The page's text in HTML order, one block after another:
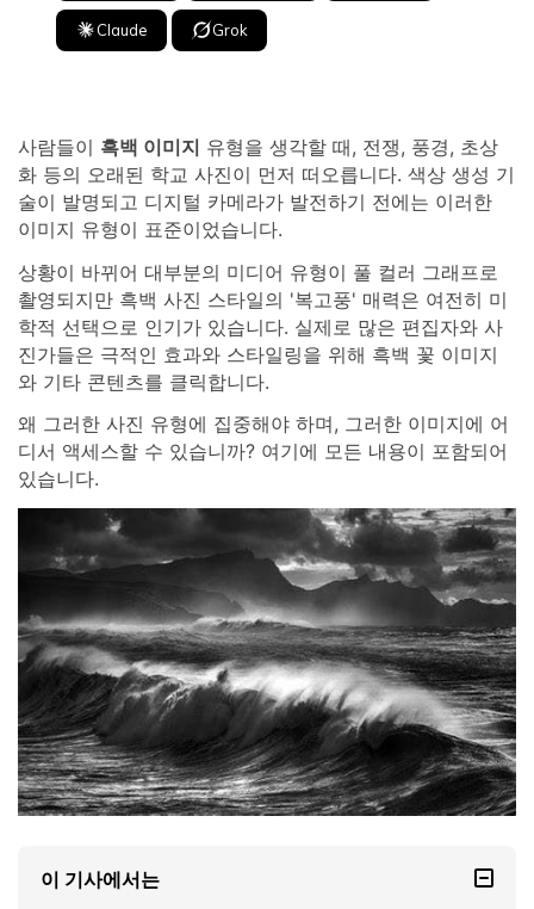
Claude Grok
사람들이 흑백 이미지 유형을 생각할 때, 전쟁, 풍경, 초상
화 등의 오래된 학교 사진이 먼저 떠오릅니다. 색상 생성 기
술이 발명되고 디지털 카메라가 발전하기 전에는 이러한
이미지 유형이 표준이었습니다.
상황이 바뀌어 대부분의 미디어 유형이 풀 컬러 그래프로
촬영되지만 흑백 사진 스타일의 '복고풍' 매력은 여전히 미
학적 선택으로 인기가 있습니다. 실제로 많은 편집자와 사
진가들은 극적인 효과와 스타일링을 위해 흑백 꽃 이미지
와 기타 콘텐츠를 클릭합니다.
왜 그러한 사진 유형에 집중해야 하며, 그러한 이미지에 어
디서 액세스할 수 있습니까? 여기에 모든 내용이 포함되어
있습니다.
이 기사에서는